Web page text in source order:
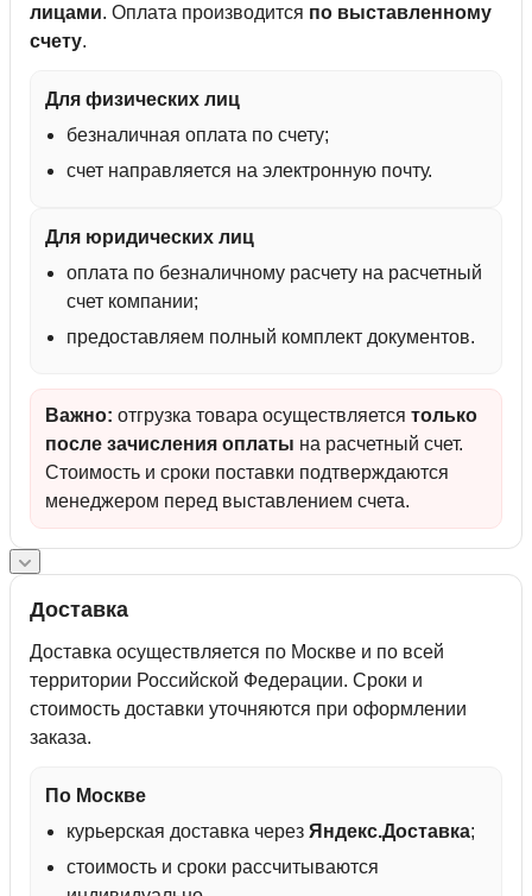
лицами. Оплата производится по выставленному
счету.
Для физических лиц
безналичная оплата по счету;
счет направляется на электронную почту.
Для юридических лиц
оплата по безналичному расчету на расчетный
счет компании;
предоставляем полный комплект документов.
Важно: отгрузка товара осуществляется только
после зачисления оплаты на расчетный счет.
Стоимость и сроки поставки подтверждаются
менеджером перед выставлением счета.
Доставка
Доставка осуществляется по Москве и по всей
территории Российской Федерации. Сроки и
стоимость доставки уточняются при оформлении
заказа.
По Москве
курьерская доставка через Яндекс.Доставка;
стоимость и сроки рассчитываются